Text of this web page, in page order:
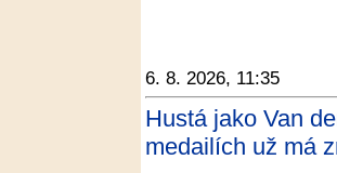
6. 8. 2026, 11:35
Hustá jako Van
medailích už má